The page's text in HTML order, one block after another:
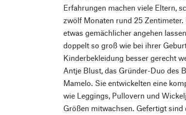
Erfahrungen machen viele Eltern,
zwölf Monaten rund 25
etwas gemächlicher angehen
doppelt so groß wie bei ihrer
Kinderbekleidung besser gerecht
Antje Blust, das Gründer-Duo des
Mamelo. Sie entwickelten eine
wie Leggings, Pullovern und
Größen mitwachsen. Gefertigt sind